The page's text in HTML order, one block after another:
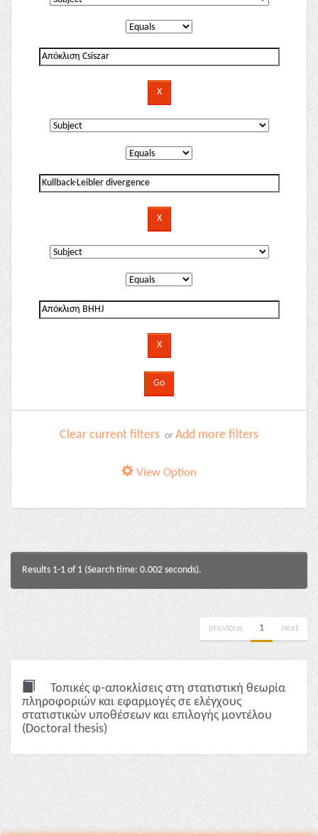
Clear current filters or Add more filters
View Option
Results 1-1 of 1 (Search time: 0.002 seconds).
previous 1 next
Τοπικές φ-αποκλίσεις στη στατιστική θεωρία
πληροφοριών και εφαρμογές σε ελέγχους
στατιστικών υποθέσεων και επιλογής μοντέλου
(Doctoral thesis)